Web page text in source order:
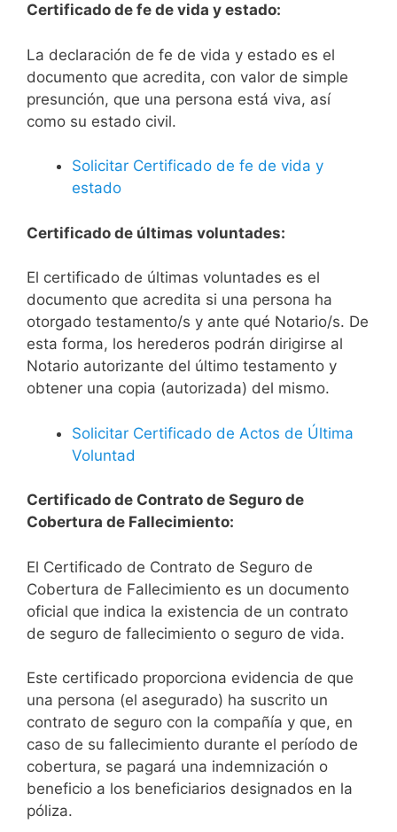
Certificado de fe de vida y estado:
La declaración de fe de vida y estado es el
documento que acredita, con valor de simple
presunción, que una persona está viva, así
como su estado civil.
Solicitar Certificado de fe de vida y
estado
Certificado de últimas voluntades:
El certificado de últimas voluntades es el
documento que acredita si una persona ha
otorgado testamento/s y ante qué Notario/s. De
esta forma, los herederos podrán dirigirse al
Notario autorizante del último testamento y
obtener una copia (autorizada) del mismo.
Solicitar Certificado de Actos de Última
Voluntad
Certificado de Contrato de Seguro de
Cobertura de Fallecimiento:
El Certificado de Contrato de Seguro de
Cobertura de Fallecimiento es un documento
oficial que indica la existencia de un contrato
de seguro de fallecimiento o seguro de vida.
Este certificado proporciona evidencia de que
una persona (el asegurado) ha suscrito un
contrato de seguro con la compañía y que, en
caso de su fallecimiento durante el período de
cobertura, se pagará una indemnización o
beneficio a los beneficiarios designados en la
póliza.